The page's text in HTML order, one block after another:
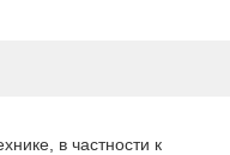
в частности к